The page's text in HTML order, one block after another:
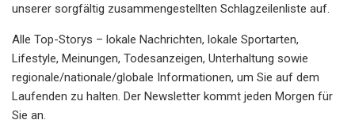
unserer sorgfältig zusammengestellten Schlagzeilenliste auf.
Alle Top-Storys – lokale Nachrichten, lokale Sportarten,
Lifestyle, Meinungen, Todesanzeigen, Unterhaltung sowie
regionale/nationale/globale Informationen, um Sie auf dem
Laufenden zu halten. Der Newsletter kommt jeden Morgen für
Sie an.